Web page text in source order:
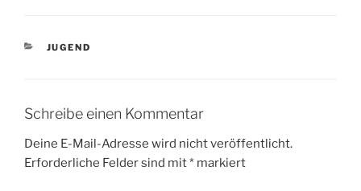
KATEGORIEN
JUGEND
Schreibe einen Kommentar
Deine E-Mail-Adresse wird nicht veröffentlicht.
Erforderliche Felder sind mit* markiert